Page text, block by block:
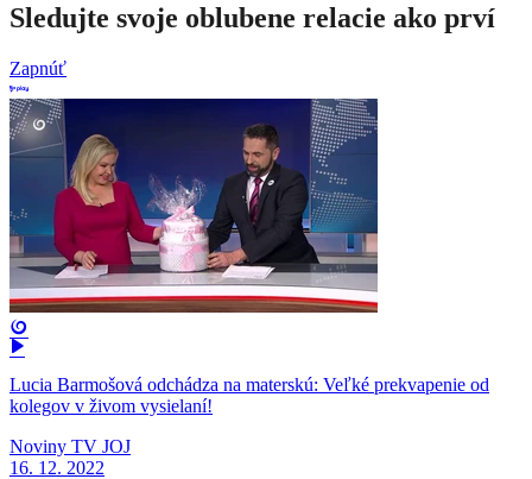
Sledujte svoje oblubene relacie ako prví
Zapnúť
Lucia Barmošová odchádza na materskú: Veľké prekvapenie od
kolegov v živom vysielaní!
Noviny TV JOJ
16. 12. 2022